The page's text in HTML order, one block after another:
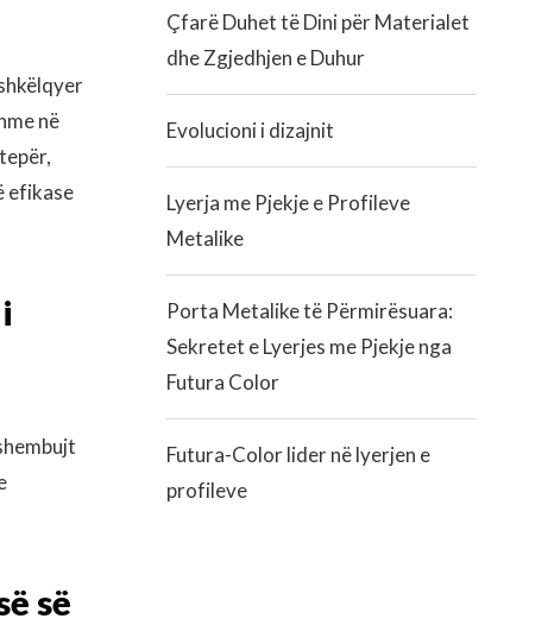
në
efikase
së
Çfarë Duhet të Dini për Materialet
dhe Zgjedhjen e Duhur
Evolucioni i dizajnit
Lyerja me Pjekje e Profileve
Metalike
Porta Metalike të Përmirësuara:
Sekretet e Lyerjes me Pjekje nga
Futura Color
Futura-Color lider në lyerjen e
profileve